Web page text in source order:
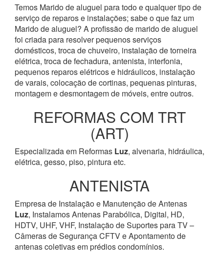
Temos Marido de aluguel para todo e qualquer tipo de
serviço de reparos e instalações; sabe o que faz um
Marido de aluguel? A profissão de marido de aluguel
foi criada para resolver pequenos serviços
domésticos, troca de chuveiro, instalação de torneira
elétrica, troca de fechadura, antenista, interfonia,
pequenos reparos elétricos e hidráulicos, instalação
de varais, colocação de cortinas, pequenas pinturas,
montagem e desmontagem de móveis, entre outros.
REFORMAS COM TRT
(ART)
Especializada em Reformas Luz, alvenaria, hidráulica,
elétrica, gesso, piso, pintura etc.
ANTENISTA
Empresa de Instalação e Manutenção de Antenas
Luz, Instalamos Antenas Parabólica, Digital, HD,
HDTV, UHF, VHF, Instalação de Suportes para TV –
Câmeras de Segurança CFTV e Apontamento de
antenas coletivas em prédios condomínios.